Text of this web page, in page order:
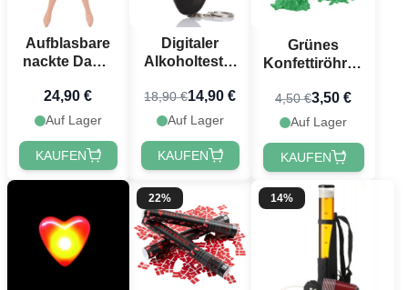
Aufblasbare
nackte Dame
24,90 €
Auf Lager
KAUFEN
Digitaler
Alkoholtester
Mundstücken
18,90 €14,90 €
Auf Lager
KAUFEN
Grünes
Konfettiröhren
PartyVikings -
Metallic
4,50 €3,50 €
Auf Lager
KAUFEN
22% 14%